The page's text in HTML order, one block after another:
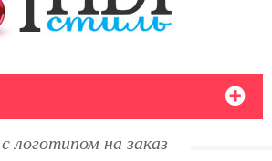
логотипом на заказ